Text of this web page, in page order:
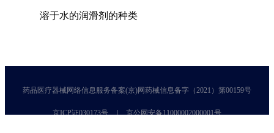
溶于水的润滑剂的种类
药品医疗器械网络信息服务备案(京)网药械信息备字（2021）第00159号
京ICP证030173号 京公网安备11000002000001号